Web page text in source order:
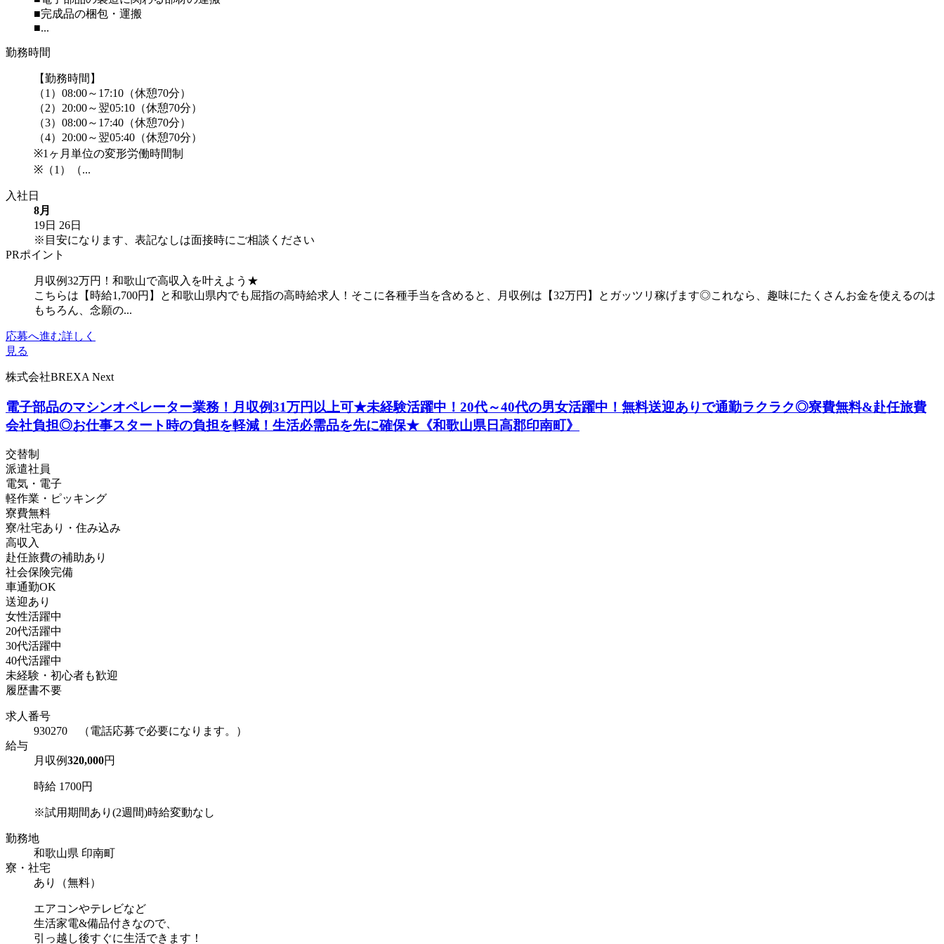
■完成品の梱包・運搬
■...
勤務時間
【勤務時間】
（1）08:00～17:10（休憩70分）
（2）20:00～翌05:10（休憩70分）
（3）08:00～17:40（休憩70分）
（4）20:00～翌05:40（休憩70分）
※1ヶ月単位の変形労働時間制
※（1）（...
入社日
8月
19日 26日
※目安になります、表記なしは面接時にご相談ください
PRポイント
月収例32万円！和歌山で高収入を叶えよう★
こちらは【時給1,700円】と和歌山県内でも屈指の高時給求人！そこに各種手当を含めると、月収例は【32万円】とガッツリ稼げます◎これなら、趣味にたくさんお金を使えるのは
もちろん、念願の...
応募へ進む詳しく
見る
株式会社BREXA Next
電子部品のマシンオペレーター業務！月収例31万円以上可★未経験活躍中！20代～40代の男女活躍中！無料送迎ありで通勤ラクラク◎寮費無料&赴任旅費
会社負担◎お仕事スタート時の負担を軽減！生活必需品を先に確保★《和歌山県日高郡印南町》
交替制
派遣社員
電気・電子
軽作業・ピッキング
寮費無料
寮/社宅あり・住み込み
高収入
赴任旅費の補助あり
社会保険完備
車通勤OK
送迎あり
女性活躍中
20代活躍中
30代活躍中
40代活躍中
未経験・初心者も歓迎
履歴書不要
求人番号
930270 （電話応募で必要になります。）
給与
月収例320,000円
時給 1700円
※試用期間あり(2週間)時給変動なし
勤務地
和歌山県 印南町
寮・社宅
あり（無料）
エアコンやテレビなど
生活家電&備品付きなので、
引っ越し後すぐに生活できます！